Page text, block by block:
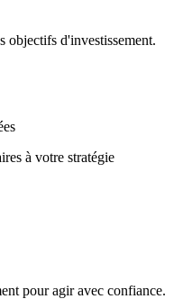
objectifs d'investissement.
à votre stratégie
pour agir avec confiance.